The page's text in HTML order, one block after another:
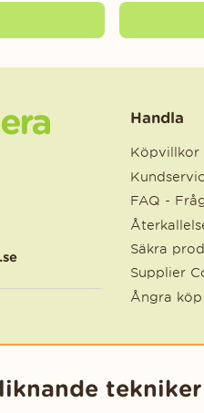
Handla
Köpvillkor
FAQ -
Säkra
Supplier
Ångra köp
tekniker